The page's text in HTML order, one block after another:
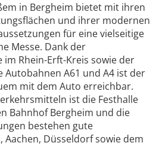
in Bergheim bietet mit ihren
und ihrer modernen
für eine vielseitige
Messe. Dank der
Rhein-Erft-Kreis sowie der
Autobahnen A61 und A4 ist der
mit dem Auto erreichbar.
ist die Festhalle
Bahnhof Bergheim und die
bestehen gute
Aachen, Düsseldorf sowie dem